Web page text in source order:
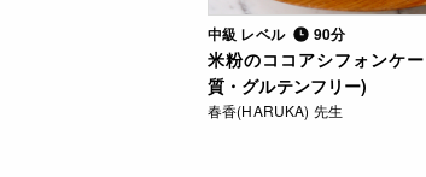
中級 レベル 90分
米粉のココアシフォンケ
質・グルテンフリー)
春香(HARUKA) 先生